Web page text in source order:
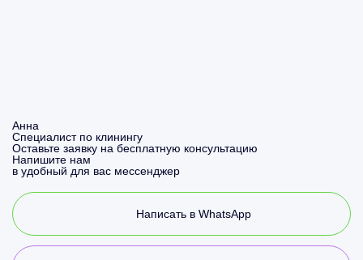
Анна
Специалист по клинингу
Оставьте заявку на бесплатную консультацию
Напишите нам
в удобный для вас мессенджер
Написать в WhatsApp